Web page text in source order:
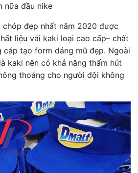
nữa đầu nike
chóp đẹp nhất năm 2020 được
liệu vải kaki loại cao cấp– chất
cáp tạo form dáng mũ đẹp. Ngoài
kaki nên có khả năng thấm hút
thoáng cho người đội không